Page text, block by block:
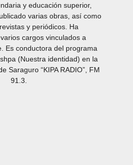
y educación superior,
varias obras, así como
y periódicos. Ha
cargos vinculados a
Es conductora del programa
(Nuestra identidad) en la
Saraguro “KIPA RADIO”, FM
91.3.